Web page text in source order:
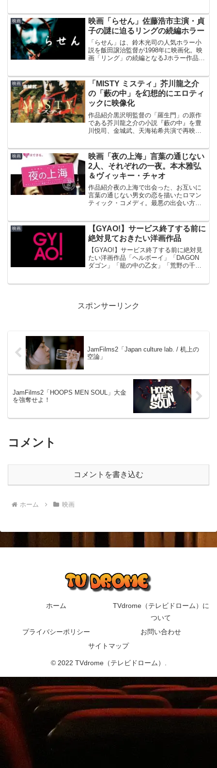
映画
映画「らせん」佐藤浩市主演・貞
子の謎に迫るリングの続編ホラー
「らせん」は、鈴木光司の人気ホラー小
説を飯田譲治監督が1998年に映画化。映
画「リング」の続編となるJホラー作品。
映画
「MISTY ミスティ」芥川龍之介
の「藪の中」を幻想的にエロティ
ックに映像化
作品紹介黒沢明監督の「羅生門」の原作
である芥川龍之介の小説『藪の中』を豊
川悦司、金城武、天海祐希共演で再映画
蛛の糸」監督三枝健起「春よこい」「オ
リヲン座からの招待...
映画
映画「夜の上海」言葉の通じない
2人、それぞれの一夜。本木雅弘
＆ヴィッキー・チャオ
作品紹介夜の上海で出会った、お互いに
言葉の通じない男女の恋を描いたロマン
ティック・コメディ。最悪の出会い方を
『スパイ・ゾルゲ』の本木雅弘と、『少
林サッカー』のヴィッキー...
映画
【GYAO!】サービス終了する前に
絶対見ておきたい洋画作品
【GYAO!】サービス終了する前に絶対見
たい洋画作品「ヘルボーイ」「DAGON
ダゴン」「籠の中の乙女」「荒野の千鳥
スポンサーリンク
JamFilms2「Japan culture lab. / 机上の
空論」
JamFilms2「HOOPS MEN SOUL」大金
を強奪せよ！
コメント
コメントを書き込む
ホーム 映画
ホーム
TVdrome（テレビドローム）に
ついて
プライバシーポリシー
お問い合わせ
サイトマップ
© 2022 TVdrome（テレビドローム）.